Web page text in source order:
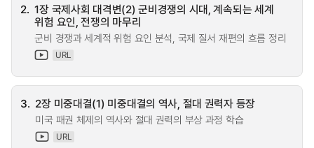
2. 1장 국제사회 대격변(2) 군비경쟁의 시대, 계속되는 세계
위험 요인, 전쟁의 마무리
군비 경쟁과 세계적 위험 요인 분석, 국제 질서 재편의 흐름 정리
URL
3. 2장 미중대결(1) 미중대결의 역사, 절대 권력자 등장
미국 패권 체제의 역사와 절대 권력의 부상 과정 학습
URL